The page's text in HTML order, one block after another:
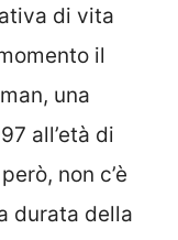
di vita
il
una
all’età di
non c’è
durata della